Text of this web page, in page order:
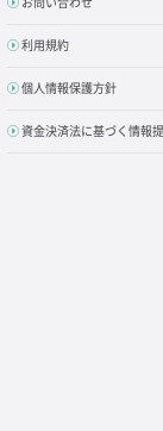
利用規約
個人情報保護方針
資金決済法に基づく情報